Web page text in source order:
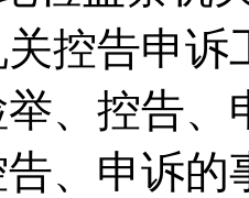
控告申诉
、控告
、申诉